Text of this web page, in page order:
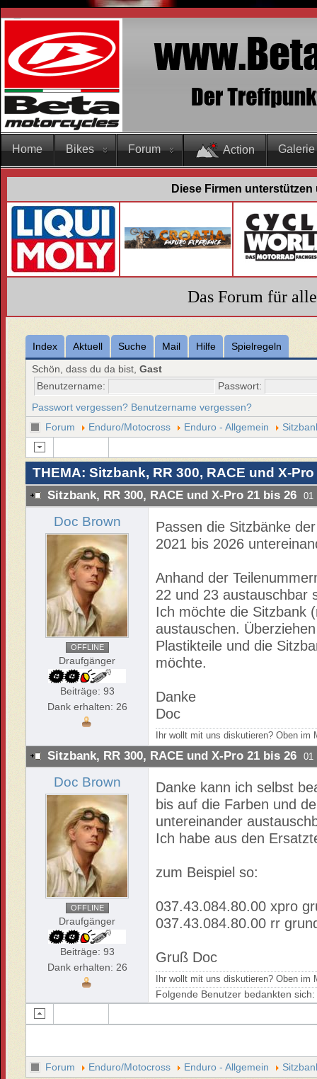
Home Bikes Forum Action Galerie
Diese Firmen
Das Forum für
Index Aktuell Suche Mail Hilfe
Spielregeln
Schön, dass du da bist,Gast
Benutzername:
Passwort:
Passwort vergessen? Benutzername vergessen?
Forum
Enduro/Motocross Enduro - Allgemein
THEMA: Sitzbank, RR 300, RACE und X-
Sitzbank, RR 300, RACE und X-Pro 21 bis 26 01
Doc Brown
OFFLINE
Draufgänger
Beiträge: 93
Dank erhalten: 26
Passen die Sitzbänke
2021 bis 2026
Anhand der
22 und 23 austauschbar
Ich möchte die Sitzbank
austauschen.
Plastikteile und die
möchte.
Danke
Doc
Ihr wollt mit uns diskutieren? Oben
Sitzbank, RR 300, RACE und X-Pro 21 bis 26 01
Doc Brown
OFFLINE
Draufgänger
Beiträge: 93
Dank erhalten: 26
Danke kann ich selbst
bis auf die Farben und
untereinander
Ich habe aus den
zum Beispiel so:
037.43.084.80.00 xpro
037.43.084.80.00 rr
Gruß Doc
Ihr wollt mit uns diskutieren? Oben
Folgende Benutzer bedankten
Forum Enduro/Motocross Enduro - Allgemein